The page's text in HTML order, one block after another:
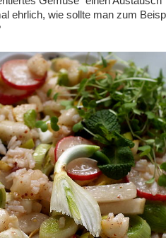
ehrlich, wie sollte man zum